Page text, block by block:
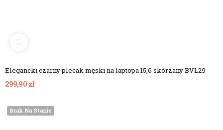
Elegancki czarny plecak męski na laptopa 15,6 skórzany BVL29
299,90 zł
Brak Na Stanie